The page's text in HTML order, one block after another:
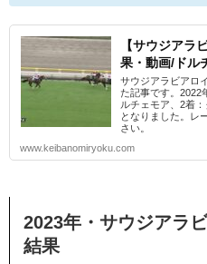
【サウジアラ
果・動画/ドル
サウジアラビアロ
た記事です。2022
ルチェモア、2着
となりました。レ
さい。
www.keibanomiryoku.com
2023年・サウジアラ
結果